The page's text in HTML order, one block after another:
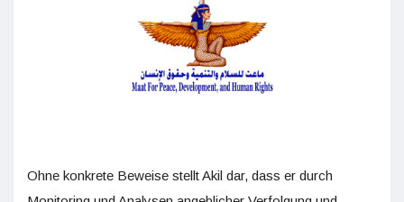
Ohne konkrete Beweise stellt Akil dar, dass er durch